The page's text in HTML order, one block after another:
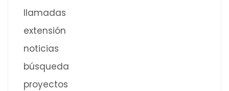
llamadas
extensión
noticias
búsqueda
proyectos